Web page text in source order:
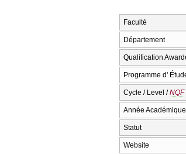
Faculté
Département
Qualification
Programme d'
Cycle / Level /NQF
Année Académique
Statut
Website